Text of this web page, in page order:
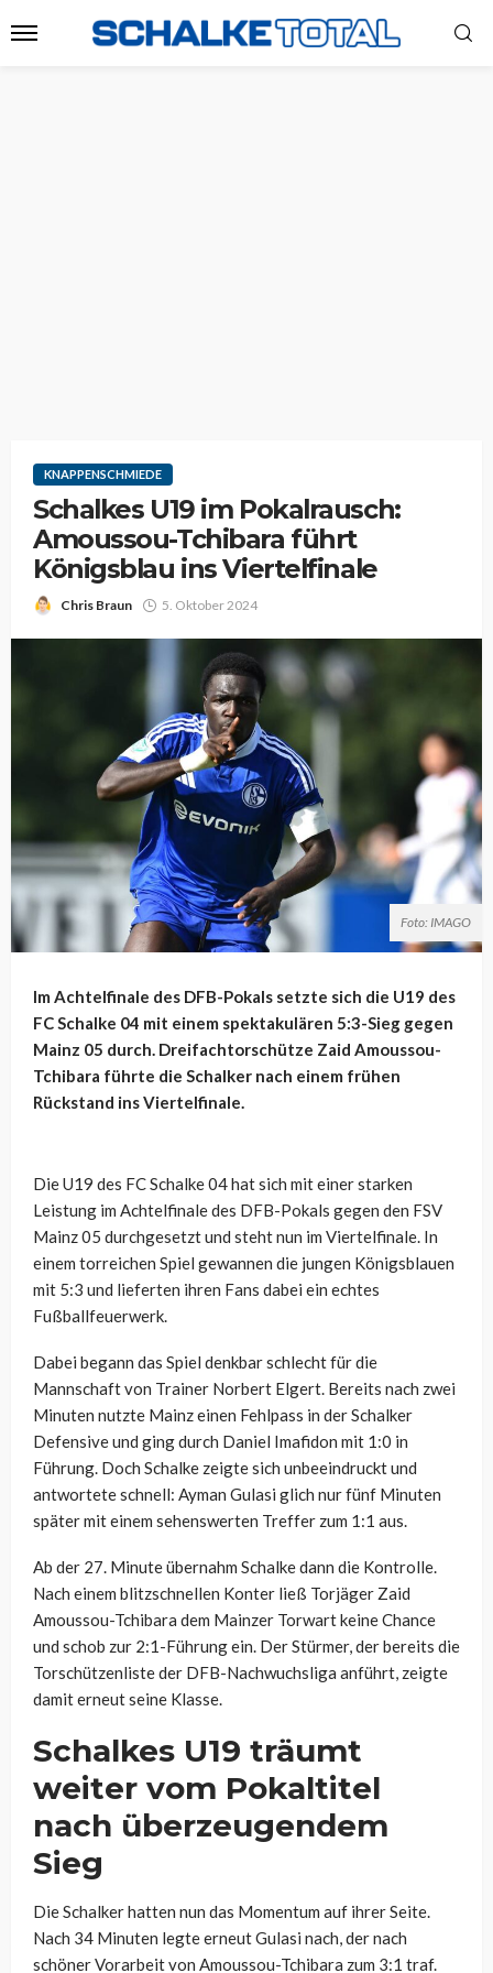
KNAPPENSCHMIEDE
Schalkes U19 im Pokalrausch:
Amoussou-Tchibara führt
Königsblau ins Viertelfinale
Chris Braun 5. Oktober 2024
Foto: IMAGO
Im Achtelfinale des DFB-Pokals setzte sich die U19 des
FC Schalke 04 mit einem spektakulären 5:3-Sieg gegen
Mainz 05 durch. Dreifachtorschütze Zaid Amoussou-
Tchibara führte die Schalker nach einem frühen
Rückstand ins Viertelfinale.
Die U19 des FC Schalke 04 hat sich mit einer starken
Leistung im Achtelfinale des DFB-Pokals gegen den FSV
Mainz 05 durchgesetzt und steht nun im Viertelfinale. In
einem torreichen Spiel gewannen die jungen Königsblauen
mit 5:3 und lieferten ihren Fans dabei ein echtes
Fußballfeuerwerk.
Dabei begann das Spiel denkbar schlecht für die
Mannschaft von Trainer Norbert Elgert. Bereits nach zwei
Minuten nutzte Mainz einen Fehlpass in der Schalker
Defensive und ging durch Daniel Imafidon mit 1:0 in
Führung. Doch Schalke zeigte sich unbeeindruckt und
antwortete schnell: Ayman Gulasi glich nur fünf Minuten
später mit einem sehenswerten Treffer zum 1:1 aus.
Ab der 27. Minute übernahm Schalke dann die Kontrolle.
Nach einem blitzschnellen Konter ließ Torjäger Zaid
Amoussou-Tchibara dem Mainzer Torwart keine Chance
und schob zur 2:1-Führung ein. Der Stürmer, der bereits die
Torschützenliste der DFB-Nachwuchsliga anführt, zeigte
damit erneut seine Klasse.
Schalkes U19 träumt
weiter vom Pokaltitel
nach überzeugendem
Sieg
Die Schalker hatten nun das Momentum auf ihrer Seite.
Nach 34 Minuten legte erneut Gulasi nach, der nach
schöner Vorarbeit von Amoussou-Tchibara zum 3:1 traf.